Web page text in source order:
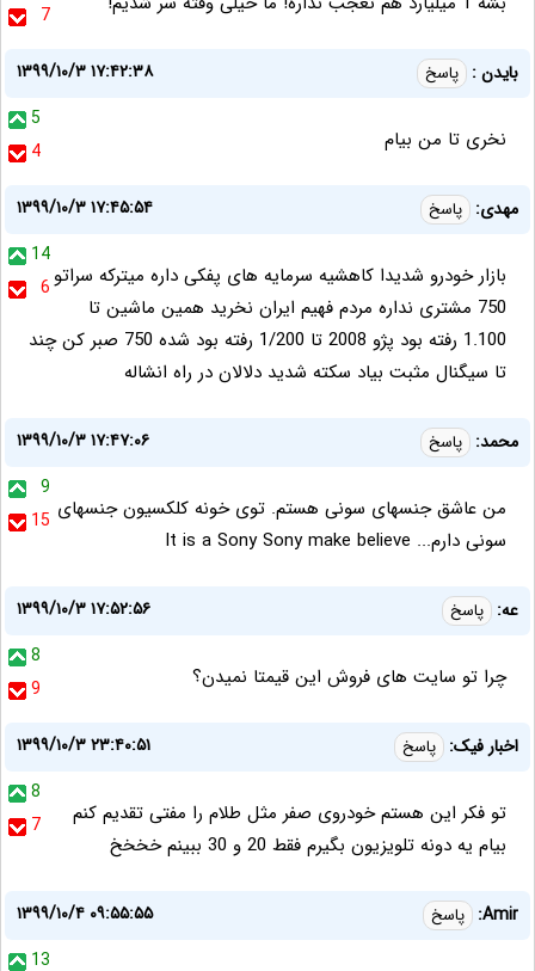
7
بایدن : پاسخ
۱۳۹۹/۱۰/۳ ۱۷:۴۲:۳۸
5
4
نخری تا من بیام
مهدی: پاسخ
۱۳۹۹/۱۰/۳ ۱۷:۴۵:۵۴
14
6 بازار خودرو شدیدا کاهشیه سرمایه های پفکی داره میترکه سراتو
750 مشتری نداره مردم فهیم ایران نخرید همین ماشین تا
1.100 رفته بود پژو 2008 تا 1/200 رفته بود شده 750 صبر کن چند
تا سیگنال مثبت بیاد سکته شدید دلالان در راه انشاله
محمد: پاسخ
۱۳۹۹/۱۰/۳ ۱۷:۴۷:۰۶
9
15 من عاشق جنسهای سونی هستم. توی خونه کلکسیون جنسهای
سونی دارم... It is a Sony Sony make believe
عه: پاسخ
۱۳۹۹/۱۰/۳ ۱۷:۵۲:۵۶
8
9
چرا تو سایت های فروش این قیمتا نمیدن؟
اخبار فیک: پاسخ
۱۳۹۹/۱۰/۳ ۲۳:۴۰:۵۱
8
7
تو فکر این هستم خودروی صفر مثل طلام را مفتی تقدیم کنم
بیام یه دونه تلویزیون بگیرم فقط 20 و 30 ببینم خخخخ
Amir: پاسخ
۱۳۹۹/۱۰/۴ ۰۹:۵۵:۵۵
13